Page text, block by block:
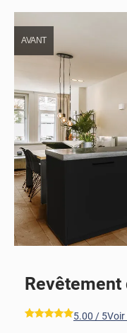
AVANT
*****
5.00 / 5Voir